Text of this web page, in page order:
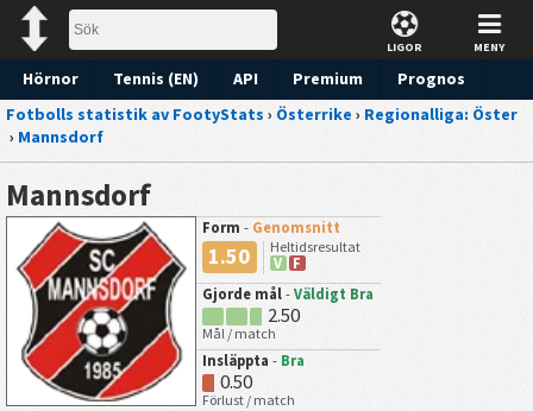
LIGOR MENY
Hörnor Tennis (EN) API Premium
Prognos
Fotbolls statistik av FootyStats › Österrike › Regionalliga: Öster
› Mannsdorf
Mannsdorf
Form - Genomsnitt
1.50
Heltidsresultat
V
F
Gjorde mål - Väldigt Bra
2.50
Mål / match
Insläppta - Bra
0.50
Förlust / match